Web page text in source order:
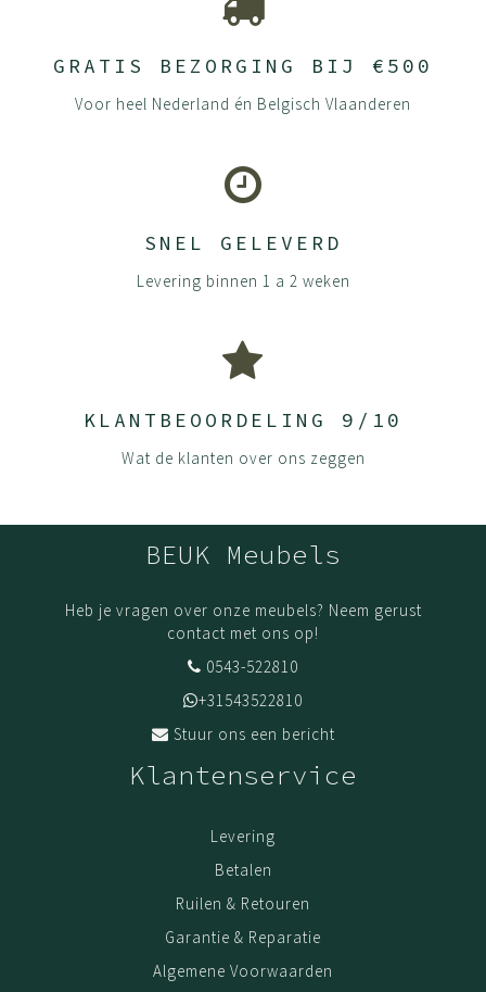
GRATIS BEZORGING BIJ €500
Voor heel Nederland én Belgisch Vlaanderen
SNEL GELEVERD
Levering binnen 1 a 2 weken
KLANTBEOORDELING 9/10
Wat de klanten over ons zeggen
BEUK Meubels
Heb je vragen over onze meubels? Neem gerust
contact met ons op!
0543-522810
+31543522810
Stuur ons een bericht
Klantenservice
Levering
Betalen
Ruilen & Retouren
Garantie & Reparatie
Algemene Voorwaarden